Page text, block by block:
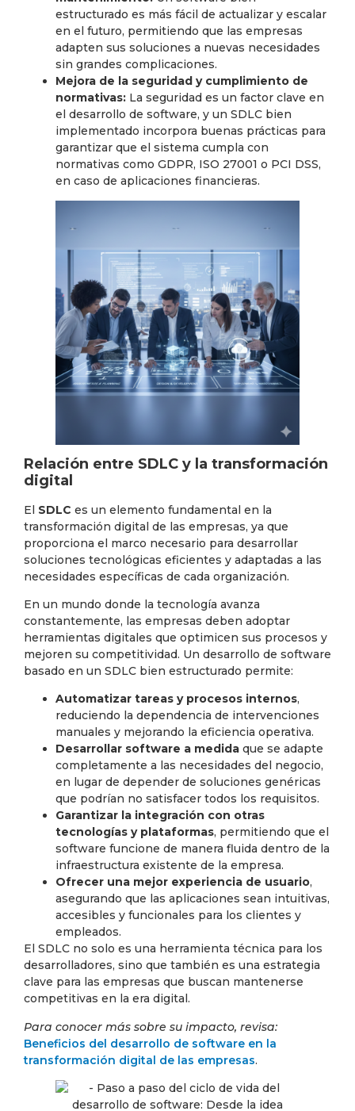
estructurado es más fácil de actualizar y escalar
en el futuro, permitiendo que las empresas
adapten sus soluciones a nuevas necesidades
sin grandes complicaciones.
Mejora de la seguridad y cumplimiento de
normativas: La seguridad es un factor clave en
el desarrollo de software, y un SDLC bien
implementado incorpora buenas prácticas para
garantizar que el sistema cumpla con
normativas como GDPR, ISO 27001 o PCI DSS,
en caso de aplicaciones financieras.
Relación entre SDLC y la transformación
digital
El SDLC es un elemento fundamental en la
transformación digital de las empresas, ya que
proporciona el marco necesario para desarrollar
soluciones tecnológicas eficientes y adaptadas a las
necesidades específicas de cada organización.
En un mundo donde la tecnología avanza
constantemente, las empresas deben adoptar
herramientas digitales que optimicen sus procesos y
mejoren su competitividad. Un desarrollo de software
basado en un SDLC bien estructurado permite:
Automatizar tareas y procesos internos,
reduciendo la dependencia de intervenciones
manuales y mejorando la eficiencia operativa.
Desarrollar software a medida que se adapte
completamente a las necesidades del negocio,
en lugar de depender de soluciones genéricas
que podrían no satisfacer todos los requisitos.
Garantizar la integración con otras
tecnologías y plataformas, permitiendo que el
software funcione de manera fluida dentro de la
infraestructura existente de la empresa.
Ofrecer una mejor experiencia de usuario,
asegurando que las aplicaciones sean intuitivas,
accesibles y funcionales para los clientes y
empleados.
El SDLC no solo es una herramienta técnica para los
desarrolladores, sino que también es una estrategia
clave para las empresas que buscan mantenerse
competitivas en la era digital.
Para conocer más sobre su impacto, revisa:
Beneficios del desarrollo de software en la
transformación digital de las empresas.